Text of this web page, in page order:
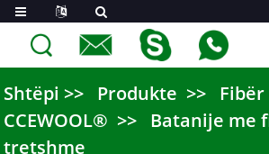
Shtëpi Produkte
CCEWOOL®
Batanije me
tretshme